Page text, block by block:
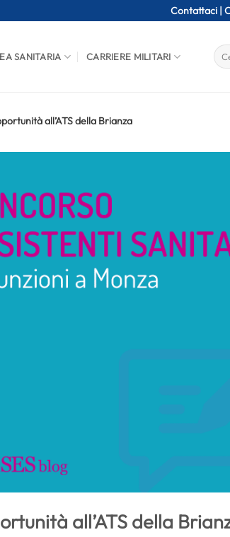
Contattaci |
SANITARIA CARRIERE MILITARI
all’ATS della Brianza
all’ATS della